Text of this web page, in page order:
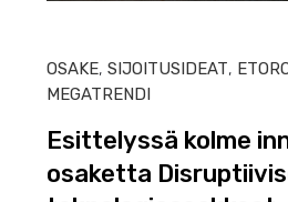
OSAKE,SIJOITUSIDEAT,
MEGATRENDI
Esittelyssä kolme
osaketta